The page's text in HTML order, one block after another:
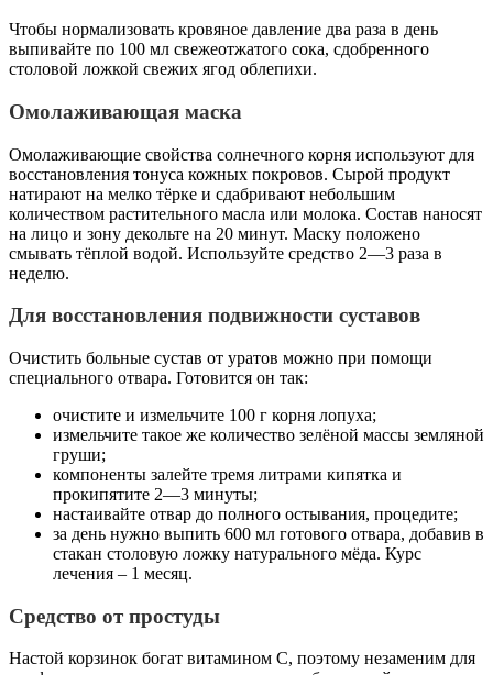
Чтобы нормализовать кровяное давление два раза в день
выпивайте по 100 мл свежеотжатого сока, сдобренного
столовой ложкой свежих ягод облепихи.
Омолаживающая маска
Омолаживающие свойства солнечного корня используют для
восстановления тонуса кожных покровов. Сырой продукт
натирают на мелко тёрке и сдабривают небольшим
количеством растительного масла или молока. Состав наносят
на лицо и зону декольте на 20 минут. Маску положено
смывать тёплой водой. Используйте средство 2—3 раза в
неделю.
Для восстановления подвижности суставов
Очистить больные сустав от уратов можно при помощи
специального отвара. Готовится он так:
очистите и измельчите 100 г корня лопуха;
измельчите такое же количество зелёной массы земляной
груши;
компоненты залейте тремя литрами кипятка и
прокипятите 2—3 минуты;
настаивайте отвар до полного остывания, процедите;
за день нужно выпить 600 мл готового отвара, добавив в
стакан столовую ложку натурального мёда. Курс
лечения – 1 месяц.
Средство от простуды
Настой корзинок богат витамином C, поэтому незаменим для